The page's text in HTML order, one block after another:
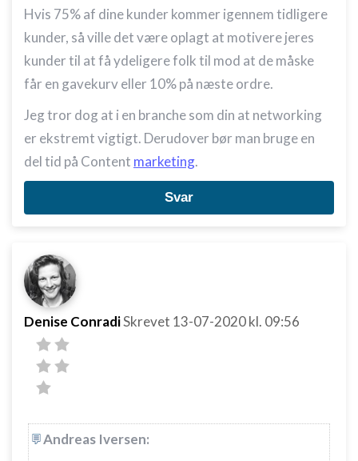
Hvis 75% af dine kunder kommer igennem tidligere
kunder, så ville det være oplagt at motivere jeres
kunder til at få ydeligere folk til mod at de måske
får en gavekurv eller 10% på næste ordre.
Jeg tror dog at i en branche som din at networking
er ekstremt vigtigt. Derudover bør man bruge en
del tid på Content marketing.
Svar
Denise ConradiSkrevet 13-07-2020kl. 09:56
Andreas Iversen: